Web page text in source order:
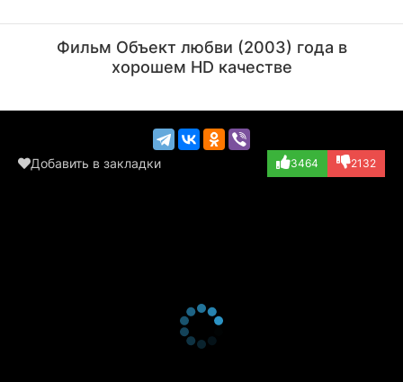
(Radley)
(Jason)
Фильм Объект любви (2003) года в
хорошем HD качестве
Добавить в закладки 3464 2132